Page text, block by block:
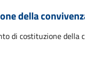
della
di costituzione della